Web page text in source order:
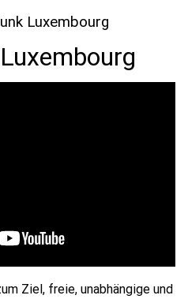
Luxembourg
Ziel, freie, unabhängige und